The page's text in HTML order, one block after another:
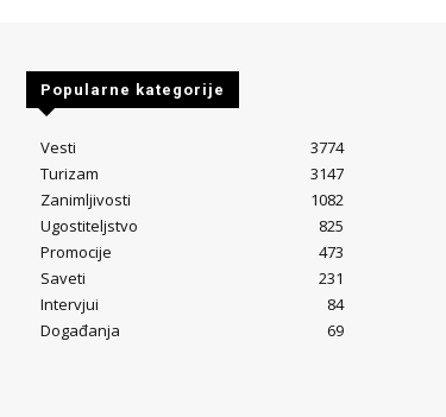
Popularne kategorije
Vesti
3774
Turizam
3147
Zanimljivosti
1082
Ugostiteljstvo
825
Promocije
473
Saveti
231
Intervjui
84
Događanja
69